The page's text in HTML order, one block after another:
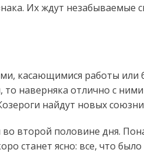
Их ждут незабываемые
касающимися работы или
наверняка отлично с
найдут новых
второй половине дня.
станет ясно: все, что